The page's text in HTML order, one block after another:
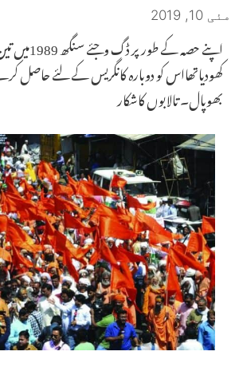
مئی 10, 2019
اپنے حصہ
کھودیاتھااس کو دوبارہ کانگریس کے لئے حاصل
بھوپال۔ تالابوں کاشکار